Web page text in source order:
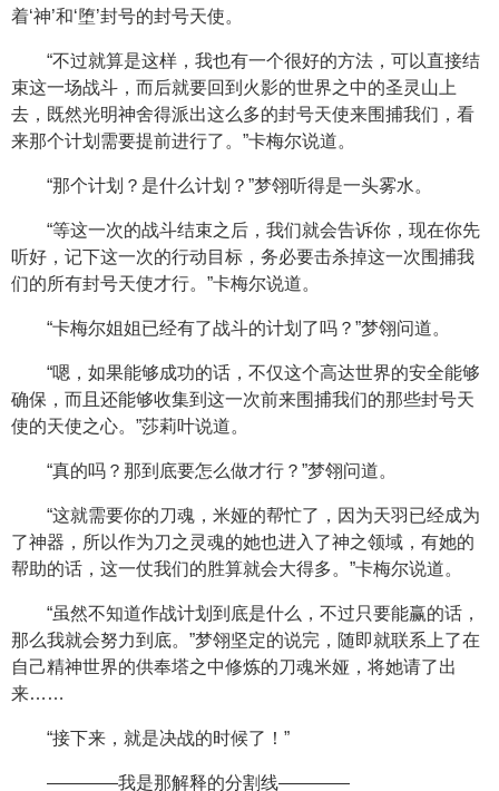
着‘神’和‘堕’封号的封号天使。
“不过就算是这样，我也有一个很好的方法，可以直接结
束这一场战斗，而后就要回到火影的世界之中的圣灵山上
去，既然光明神舍得派出这么多的封号天使来围捕我们，看
来那个计划需要提前进行了。”卡梅尔说道。
“那个计划？是什么计划？”梦翎听得是一头雾水。
“等这一次的战斗结束之后，我们就会告诉你，现在你先
听好，记下这一次的行动目标，务必要击杀掉这一次围捕我
们的所有封号天使才行。”卡梅尔说道。
“卡梅尔姐姐已经有了战斗的计划了吗？”梦翎问道。
“嗯，如果能够成功的话，不仅这个高达世界的安全能够
确保，而且还能够收集到这一次前来围捕我们的那些封号天
使的天使之心。”莎莉叶说道。
“真的吗？那到底要怎么做才行？”梦翎问道。
“这就需要你的刀魂，米娅的帮忙了，因为天羽已经成为
了神器，所以作为刀之灵魂的她也进入了神之领域，有她的
帮助的话，这一仗我们的胜算就会大得多。”卡梅尔说道。
“虽然不知道作战计划到底是什么，不过只要能赢的话，
那么我就会努力到底。”梦翎坚定的说完，随即就联系上了在
自己精神世界的供奉塔之中修炼的刀魂米娅，将她请了出
来……
“接下来，就是决战的时候了！”
————我是那解释的分割线————